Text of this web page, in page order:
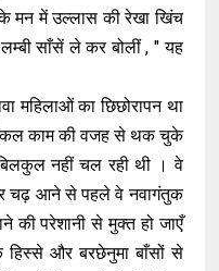
मन में उल्लास की रेखा खिंच
साँसें ले कर बोलीं , " यह
महिलाओं का छिछोरापन था
काम की वजह से थक चुके
नहीं चल रही थी । वे
चढ़ आने से पहले वे नवागंतुक
की परेशानी से मुक्त हो जाएँ
और बरछेनुमा बाँसों से